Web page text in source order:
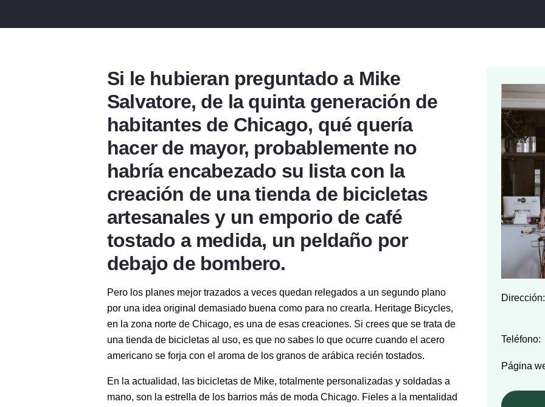
Dirección:
Teléfono:
Página
Si le hubieran preguntado a Mike
Salvatore, de la quinta generación de
habitantes de Chicago, qué quería
hacer de mayor, probablemente no
habría encabezado su lista con la
creación de una tienda de bicicletas
artesanales y un emporio de café
tostado a medida, un peldaño por
debajo de bombero.
Pero los planes mejor trazados a veces quedan relegados a un segundo plano
por una idea original demasiado buena como para no crearla. Heritage Bicycles,
en la zona norte de Chicago, es una de esas creaciones. Si crees que se trata de
una tienda de bicicletas al uso, es que no sabes lo que ocurre cuando el acero
americano se forja con el aroma de los granos de arábica recién tostados.
En la actualidad, las bicicletas de Mike, totalmente personalizadas y soldadas a
mano, son la estrella de los barrios más de moda Chicago. Fieles a la mentalidad